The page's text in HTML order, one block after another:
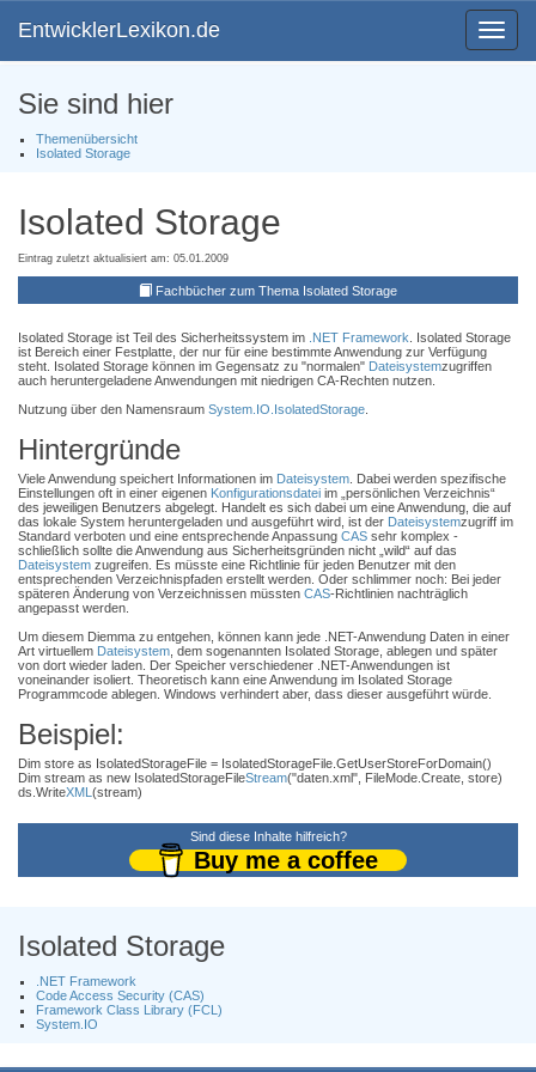
Toggle
EntwicklerLexikon.de
Sie sind hier
Themenübersicht
Isolated Storage
Isolated Storage
Eintrag zuletzt aktualisiert am: 05.01.2009
Fachbücher zum Thema Isolated Storage
Isolated Storage ist Teil des Sicherheitssystem im .NET Framework . Isolated Storage
ist Bereich einer Festplatte, der nur für eine bestimmte Anwendung zur Verfügung
steht. Isolated Storage können im Gegensatz zu "normalen" Dateisystemzugriffen
auch heruntergeladene Anwendungen mit niedrigen CA-Rechten nutzen.
Nutzung über den Namensraum System.IO.IsolatedStorage
Hintergründe
Viele Anwendung speichert Informationen im Dateisystem . Dabei werden spezifische
Einstellungen oft in einer eigenen Konfigurationsdatei im „persönlichen Verzeichnis“
des jeweiligen Benutzers abgelegt. Handelt es sich dabei um eine Anwendung, die auf
das lokale System heruntergeladen und ausgeführt wird, ist der Dateisystemzugriff im
Standard verboten und eine entsprechende Anpassung CAS sehr komplex -
schließlich sollte die Anwendung aus Sicherheitsgründen nicht „wild“ auf das
Dateisystem zugreifen. Es müsste eine Richtlinie für jeden Benutzer mit den
entsprechenden Verzeichnispfaden erstellt werden. Oder schlimmer noch: Bei jeder
späteren Änderung von Verzeichnissen müssten CAS-Richtlinien nachträglich
angepasst werden.
Um diesem Diemma zu entgehen, können kann jede .NET-Anwendung Daten in einer
Art virtuellem Dateisystem , dem sogenannten Isolated Storage, ablegen und später
von dort wieder laden. Der Speicher verschiedener .NET-Anwendungen ist
voneinander isoliert. Theoretisch kann eine Anwendung im Isolated Storage
Programmcode ablegen. Windows verhindert aber, dass dieser ausgeführt würde.
Beispiel:
Dim store as IsolatedStorageFile = IsolatedStorageFile.GetUserStoreForDomain()
Dim stream as new IsolatedStorageFileStream("daten.xml", FileMode.Create, store)
ds.WriteXML (stream)
Sind diese Inhalte hilfreich?
Buy me a coffee
Isolated Storage
.NET Framework
Code Access Security (CAS)
Framework Class Library (FCL)
System.IO